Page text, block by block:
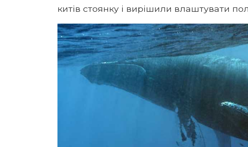
китів стоянку і вирішили влаштувати